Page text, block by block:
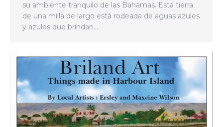
su ambiente tranquilo de las Bahamas. Esta tierra
de una milla de largo está rodeada de aguas azules
y azules que brindan…